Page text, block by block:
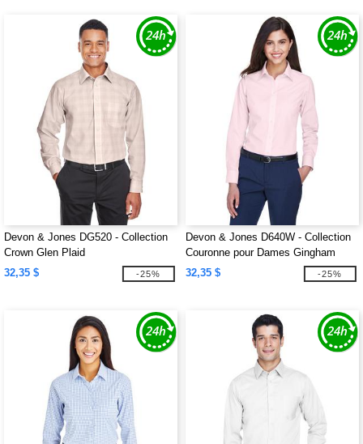
Devon & Jones DG520 - Collection
Crown Glen Plaid
32,35 $
-25%
Devon & Jones D640W - Collection
Couronne pour Dames Gingham
Check
32,35 $ -25%